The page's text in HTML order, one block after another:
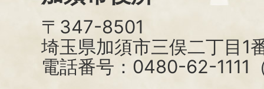
〒347-8501
埼玉県加須市三俣二丁目1
電話番号：0480-62-1111